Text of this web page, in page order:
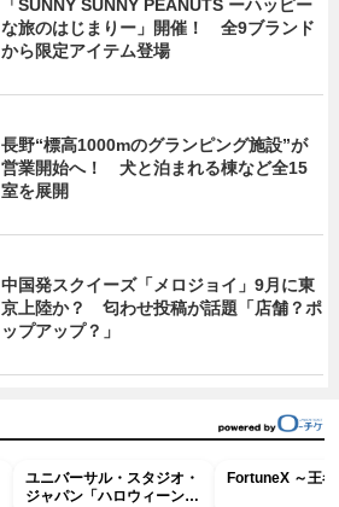
「SUNNY SUNNY PEANUTS ーハッピー
な旅のはじまりー」開催！ 全9ブランド
から限定アイテム登場
長野“標高1000mのグランピング施設”が
営業開始へ！ 犬と泊まれる棟など全15
室を展開
中国発スクイーズ「メロジョイ」9月に東
京上陸か？ 匂わせ投稿が話題「店舗？ポ
ップアップ？」
ユニバーサル・スタジオ・
ジャパン「ハロウィーン・
FortuneX ～王